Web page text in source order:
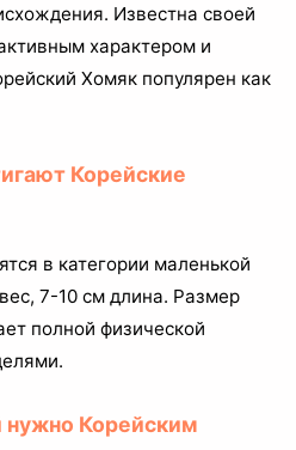
Известна своей
характером и
Хомяк популярен как
Корейские
в категории маленькой
7-10 см длина. Размер
полной физической
нужно Корейским